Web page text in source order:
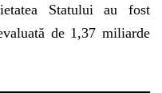
Statului au fost
de 1,37 miliarde